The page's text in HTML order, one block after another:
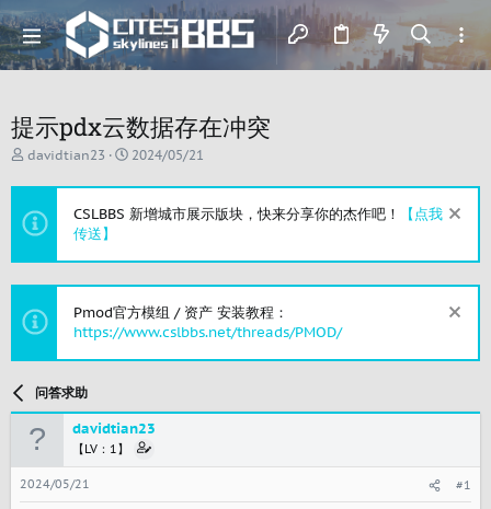
提示pdx云数据存在冲突
主
发
人
davidtian23
开
时
间
2024/05/21
CSLBBS 新增城市展示版块，快来分享你的杰作吧！
【点我
传送】
Pmod官方模组 / 资产 安装教程：
https://www.cslbbs.net/threads/PMOD/
问答求助
davidtian23
【LV：1】
2024/05/21 #1